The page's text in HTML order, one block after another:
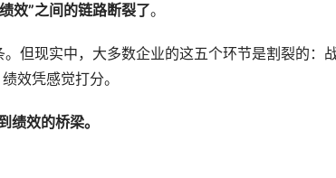
效”之间的链路断裂了。
现实中，大多数企业的这五个环节是割裂的：
效凭感觉打分。
绩效的桥梁。